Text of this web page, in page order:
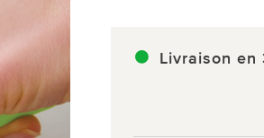
Livraison en